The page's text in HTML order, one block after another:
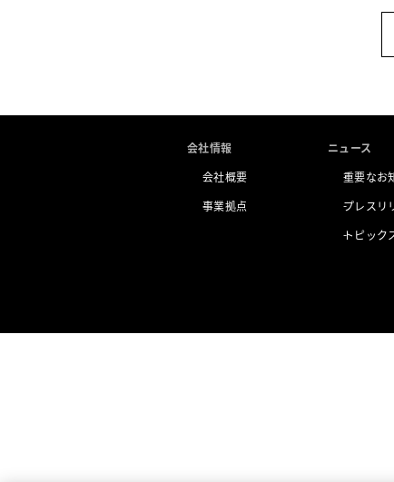
会社情報
会社概要
事業拠点
ニュース
重要なお
プレスリ
トピック